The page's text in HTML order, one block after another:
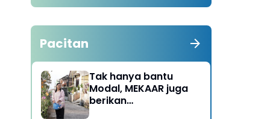
Pacitan
Tak hanya bantu
Modal, MEKAAR juga
berikan